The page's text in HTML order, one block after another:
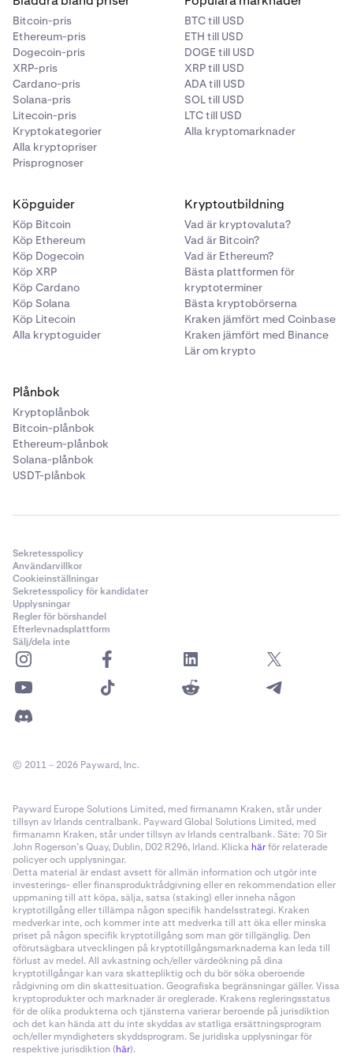
6
Granska detaljerna, inklusive väntetiden för
deallokering, utbetalningsfrekvensen och
belöningsvalutan.
Ditt nästa utbetalningsdatum kommer att visas på
bekräftelseskärmen.
Serbien, Seychellerna, Singapore, Sint Maarten,
Salomonöarna, Somalia, Sydafrika, Sydkorea, Sri Lanka,
Surinam, Schweiz, Taiwan, Tanzania, Thailand, Östtimor,
Togo, Tonga, Trinidad och Tobago, Tunisien, Turkiet,
Turkmenistan, Turks- och Caicosöarna, Uganda, Ukraina
(minus 0C), Uruguay, Uzbekistan, Vanuatu, Venezuela,
Vietnam, Zambia, Zimbabwe.
Bitcoin-pris
Ethereum-pris
Dogecoin-pris
XRP-pris
Cardano-pris
Solana-pris
Litecoin-pris
Kryptokategorier
Alla kryptopriser
Prisprognoser
BTC till USD
ETH till USD
DOGE till USD
XRP till USD
ADA till USD
SOL till USD
LTC till USD
Alla kryptomarknader
Köpguider
Köp Bitcoin
Köp Ethereum
Köp Dogecoin
Köp XRP
Köp Cardano
Köp Solana
Köp Litecoin
Alla kryptoguider
Kryptoutbildning
Vad är kryptovaluta?
Vad är Bitcoin?
Vad är Ethereum?
Bästa plattformen för
kryptoterminer
Bästa kryptobörserna
Kraken jämfört med Coinbase
Kraken jämfört med Binance
Lär om krypto
Plånbok
Kryptoplånbok
Bitcoin-plånbok
Ethereum-plånbok
Solana-plånbok
USDT-plånbok
Sekretesspolicy
Användarvillkor
Cookieinställningar
Sekretesspolicy för kandidater
Upplysningar
Regler för börshandel
Efterlevnadsplattform
Sälj/dela inte
© 2011 – 2026 Payward, Inc.
Payward Europe Solutions Limited, med firmanamn Kraken, står under
tillsyn av Irlands centralbank. Payward Global Solutions Limited, med
firmanamn Kraken, står under tillsyn av Irlands centralbank. Säte: 70 Sir
John Rogerson’s Quay, Dublin, D02 R296, Irland. Klicka härför relaterade
policyer och upplysningar.
Detta material är endast avsett för allmän information och utgör inte
investerings- eller finansproduktrådgivning eller en rekommendation eller
uppmaning till att köpa, sälja, satsa (staking) eller inneha någon
kryptotillgång eller tillämpa någon specifik handelsstrategi. Kraken
medverkar inte, och kommer inte att medverka till att öka eller minska
priset på någon specifik kryptotillgång som man gör tillgänglig. Den
oförutsägbara utvecklingen på kryptotillgångsmarknaderna kan leda till
förlust av medel. All avkastning och/eller värdeökning på dina
kryptotillgångar kan vara skattepliktig och du bör söka oberoende
rådgivning om din skattesituation. Geografiska begränsningar gäller. Vissa
kryptoprodukter och marknader är oreglerade. Krakens regleringsstatus
för de olika produkterna och tjänsterna varierar beroende på jurisdiktion
och det kan hända att du inte skyddas av statliga ersättningsprogram
och/eller myndigheters skyddsprogram. Se juridiska upplysningar för
respektive jurisdiktion (här).